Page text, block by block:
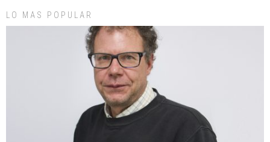
LO MAS POPULAR